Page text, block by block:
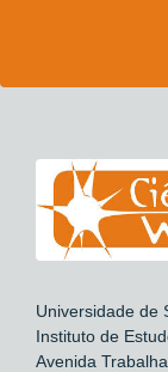
Universidade de
Instituto de
Avenida